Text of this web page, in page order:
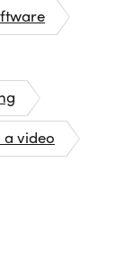
video